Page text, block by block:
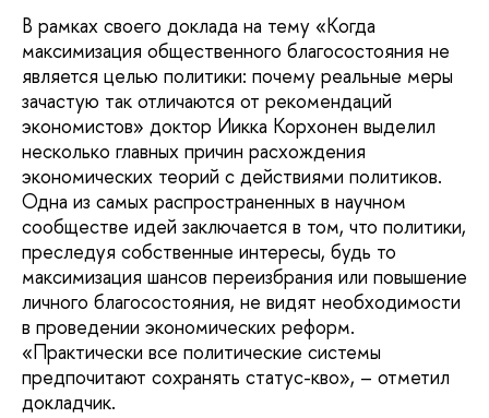
В рамках своего доклада на тему «Когда
максимизация общественного благосостояния не
является целью политики: почему реальные меры
зачастую так отличаются от рекомендаций
экономистов» доктор Иикка Корхонен выделил
несколько главных причин расхождения
экономических теорий с действиями политиков.
Одна из самых распространенных в научном
сообществе идей заключается в том, что политики,
преследуя собственные интересы, будь то
максимизация шансов переизбрания или повышение
личного благосостояния, не видят необходимости
в проведении экономических реформ.
«Практически все политические системы
предпочитают сохранять статус-кво», – отметил
докладчик.